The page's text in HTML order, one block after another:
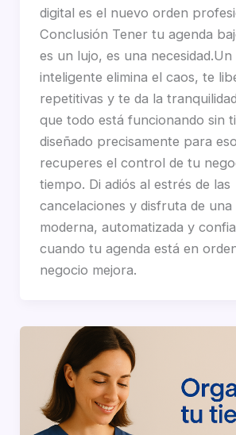
digital es el nuevo orden
Conclusión Tener tu agenda
es un lujo, es una necesidad.Un
inteligente elimina el caos, te
repetitivas y te da la
que todo está funcionando sin
diseñado precisamente para
recuperes el control de tu
tiempo. Di adiós al estrés de las
cancelaciones y disfruta de una
moderna, automatizada y
cuando tu agenda está en
negocio mejora.